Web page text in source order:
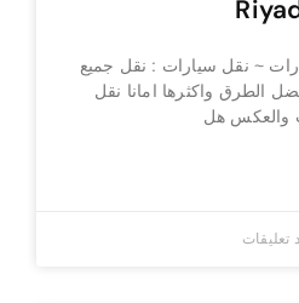
~ نقل سيارات : نقل جميع
الطرق واكثرها امانا نقل
والعكس هل
تعليقات